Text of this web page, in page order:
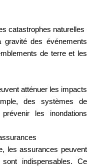
catastrophes naturelles
des événements
de terre et les
atténuer les impacts
des systèmes de
les inondations
les assurances peuvent
indispensables. Ce